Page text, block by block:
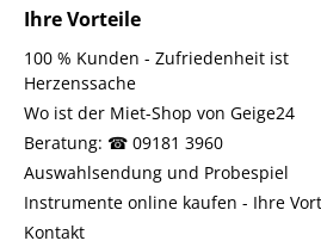
Ihre Vorteile
100 % Kunden - Zufriedenheit ist
Herzenssache
Wo ist der Miet-Shop von Geige24
Beratung: ☎ 09181 3960
Auswahlsendung und Probespiel
Instrumente online kaufen - Ihre
Kontakt